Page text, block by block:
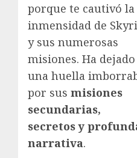
porque te cautivó la
inmensidad de
y sus numerosas
misiones. Ha dejado
una huella
por sus misiones
secundarias,
secretos y
narrativa.